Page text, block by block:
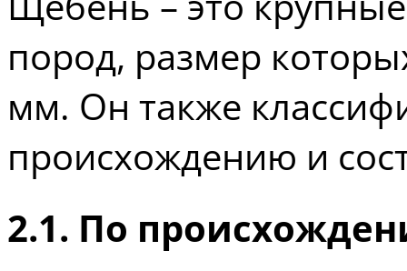
пород, размер
мм. Он также
происхождению и
2.1. По